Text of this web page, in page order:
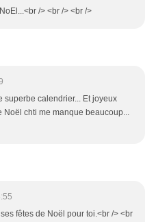
/> <br /> <br />
superbe calendrier... Et joyeux
Noël chti me manque beaucoup...
fêtes de Noël pour toi.<br /> <br